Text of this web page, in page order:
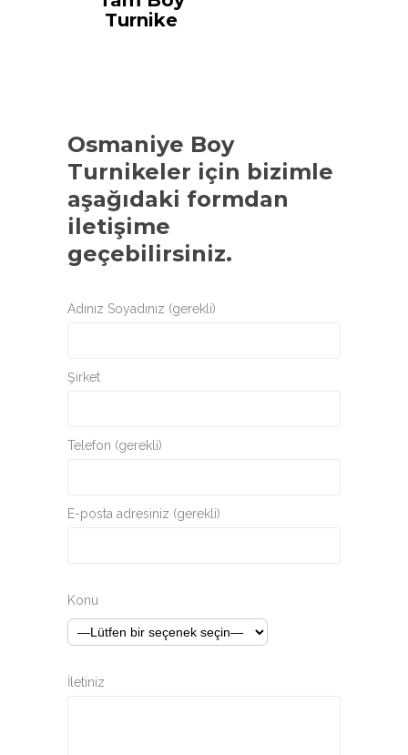
Turnike
Osmaniye Boy
Turnikeler için bizimle
aşağıdaki formdan
iletişime
geçebilirsiniz.
Adınız Soyadınız (gerekli)
Şirket
Telefon (gerekli)
E-posta adresiniz (gerekli)
Konu
İletiniz